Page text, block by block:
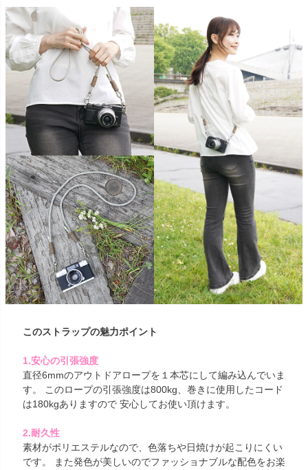
このストラップの魅力ポイント
1.安心の引張強度
直径6mmのアウトドアロープを１本芯にして編み込んでいま
す。 このロープの引張強度は800kg、巻きに使用したコード
は180kgありますので 安心してお使い頂けます。
2.耐久性
素材がポリエステルなので、色落ちや日焼けが起こりにくい
です。 また発色が美しいのでファッショナブルな配色をお楽